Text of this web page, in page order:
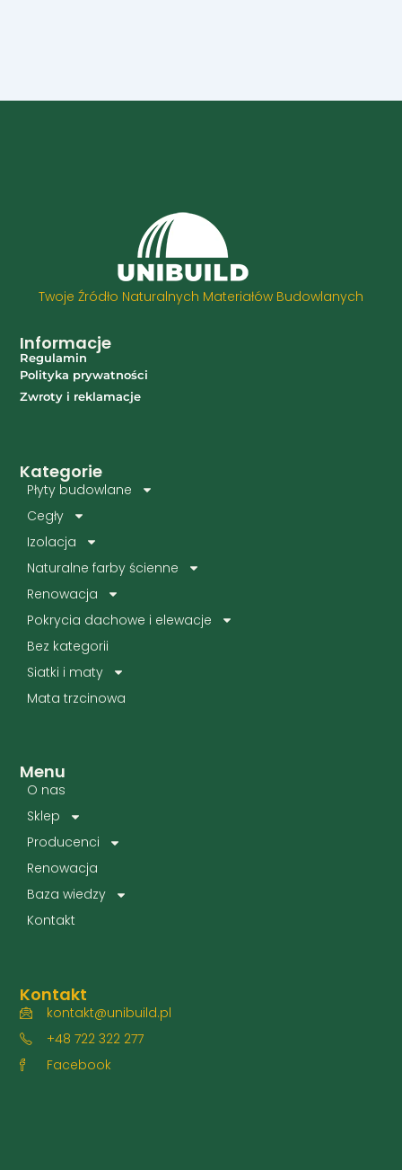
Twoje Źródło Naturalnych Materiałów Budowlanych
Menu
O nas
Sklep
Producenci
Renowacja
Baza wiedzy
Kontakt
Kategorie
Płyty budowlane
Cegły
Izolacja
Naturalne farby ścienne
Renowacja
Pokrycia dachowe i elewacje
Bez kategorii
Siatki i maty
Mata trzcinowa
Kontakt
kontakt@unibuild.pl
+48 722 322 277
Facebook
Informacje
Regulamin
Polityka prywatności
Zwroty i reklamacje